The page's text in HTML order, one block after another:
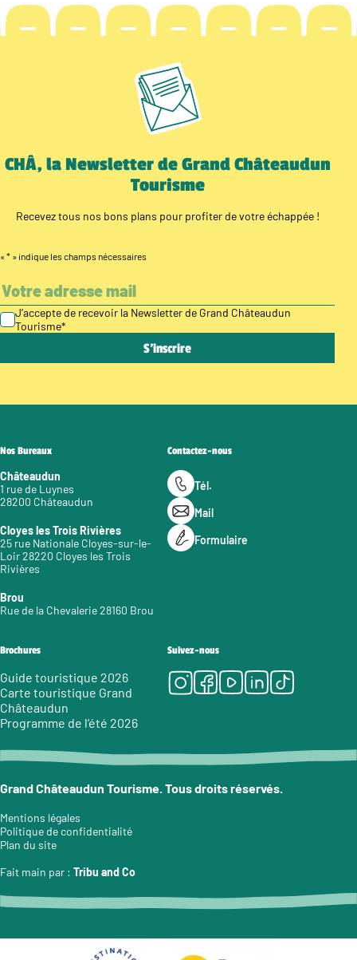
CHÂ, la Newsletter de Grand Châteaudun
Tourisme
Recevez tous nos bons plans pour profiter de votre échappée !
« * » indique les champs nécessaires
J’accepte de recevoir la Newsletter de Grand Châteaudun
Tourisme*
Nos Bureaux
Châteaudun
1 rue de Luynes
28200 Châteaudun
Cloyes les Trois Rivières
25 rue Nationale Cloyes-sur-le-
Loir 28220 Cloyes les Trois
Rivières
Brou
Rue de la Chevalerie 28160 Brou
Contactez-nous
Tél.
Mail
Formulaire
Brochures
Guide touristique 2026
Carte touristique Grand
Châteaudun
Programme de l’été 2026
Suivez-nous
Instagram
Facebook
Youtube
LinkedIn
Tiktok
Grand Châteaudun Tourisme. Tous droits réservés.
Mentions légales
Politique de confidentialité
Plan du site
Fait main par : Tribu and Co